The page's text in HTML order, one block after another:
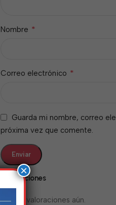
Valoraciones
No hay valoraciones aún.
Nombre *
Correo electrónico *
Guarda mi nombre, correo
próxima vez que comente.
×